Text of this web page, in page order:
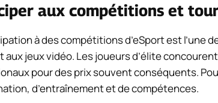
aux compétitions et
à des compétitions d’eSport est l’une
aux jeux vidéo. Les joueurs d’élite
pour des prix souvent conséquents.
d’entraînement et de compétences.